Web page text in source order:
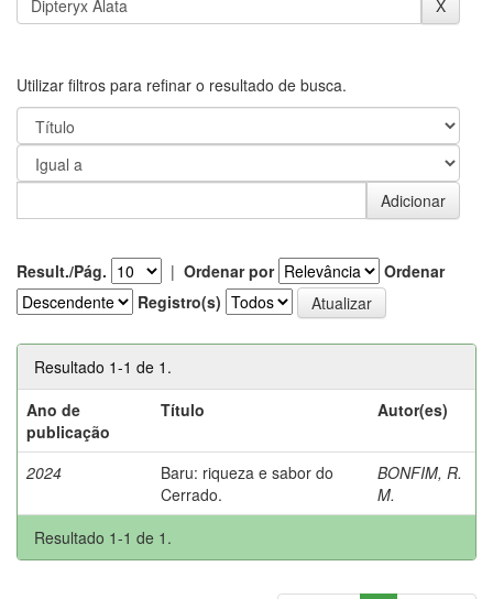
Utilizar filtros para refinar o resultado de busca.
Result./Pág. | Ordenar por
Ordenar
Registro(s)
Resultado 1-1 de 1.
Ano de
publicação
Título Autor(es)
2024
Baru: riqueza e sabor do
Cerrado.
BONFIM, R.
M.
Resultado 1-1 de 1.